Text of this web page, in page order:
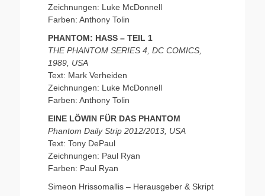
Zeichnungen: Luke McDonnell
Farben: Anthony Tolin
PHANTOM: HASS – TEIL 1
THE PHANTOM SERIES 4, DC COMICS,
1989, USA
Text: Mark Verheiden
Zeichnungen: Luke McDonnell
Farben: Anthony Tolin
EINE LÖWIN FÜR DAS PHANTOM
Phantom Daily Strip 2012/2013, USA
Text: Tony DePaul
Zeichnungen: Paul Ryan
Farben: Paul Ryan
Simeon Hrissomallis – Herausgeber & Skript